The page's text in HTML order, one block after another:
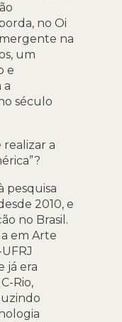
no Oi
na
um
e
a
século
realizar a
pesquisa
2010, e
no Brasil.
em Arte
já era
Rio,